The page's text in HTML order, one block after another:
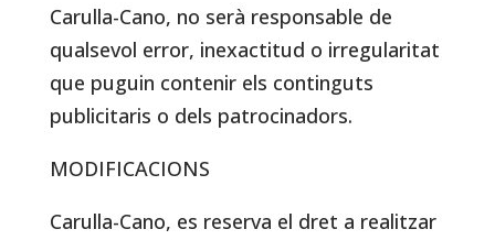
Carulla-Cano, no serà responsable de
qualsevol error, inexactitud o irregularitat
que puguin contenir els continguts
publicitaris o dels patrocinadors.
MODIFICACIONS
Carulla-Cano, es reserva el dret a realitzar